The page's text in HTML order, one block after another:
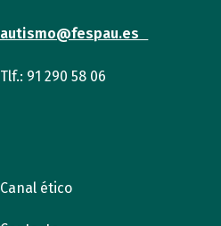
autismo@fespau.es
Tlf.: 91 290 58 06
Canal ético